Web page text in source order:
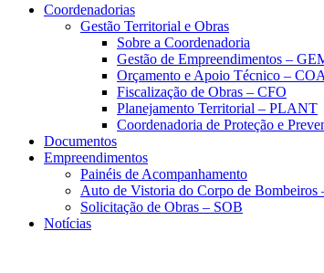
Coordenadorias
Gestão Territorial e Obras
Sobre a Coordenadoria
Gestão de Empreendimentos –
Orçamento e Apoio Técnico –
Fiscalização de Obras – CFO
Planejamento Territorial – PLANT
Coordenadoria de Proteção e
Documentos
Empreendimentos
Painéis de Acompanhamento
Auto de Vistoria do Corpo de Bombeiros
Solicitação de Obras – SOB
Notícias